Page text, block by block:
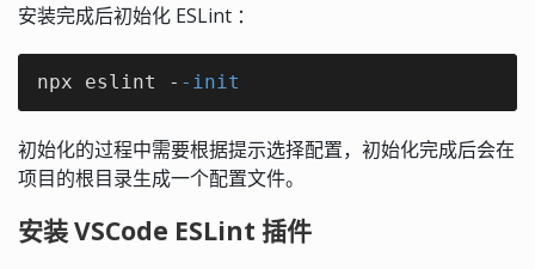
安装完成后初始化 ESLint ：
npx eslint - -init
初始化的过程中需要根据提示选择配置，初始化完成后会在
项目的根目录生成一个配置文件。
安装 VSCode ESLint 插件